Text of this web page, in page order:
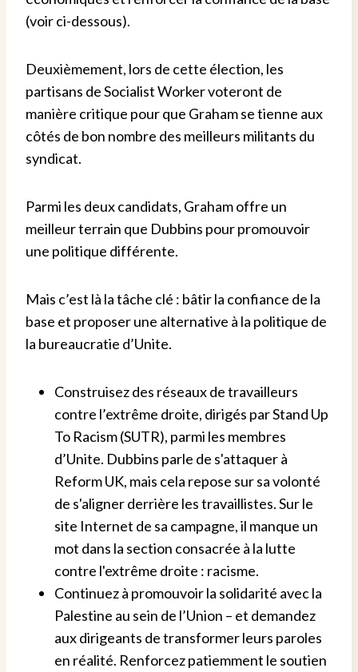
(voir ci-dessous).
Deuxièmement, lors de cette élection, les
partisans de Socialist Worker voteront de
manière critique pour que Graham se tienne aux
côtés de bon nombre des meilleurs militants du
syndicat.
Parmi les deux candidats, Graham offre un
meilleur terrain que Dubbins pour promouvoir
une politique différente.
Mais c’est là la tâche clé : bâtir la confiance de la
base et proposer une alternative à la politique de
la bureaucratie d’Unite.
Construisez des réseaux de travailleurs
contre l’extrême droite, dirigés par Stand Up
To Racism (SUTR), parmi les membres
d’Unite. Dubbins parle de s'attaquer à
Reform UK, mais cela repose sur sa volonté
de s'aligner derrière les travaillistes. Sur le
site Internet de sa campagne, il manque un
mot dans la section consacrée à la lutte
contre l'extrême droite : racisme.
Continuez à promouvoir la solidarité avec la
Palestine au sein de l’Union – et demandez
aux dirigeants de transformer leurs paroles
en réalité. Renforcez patiemment le soutien